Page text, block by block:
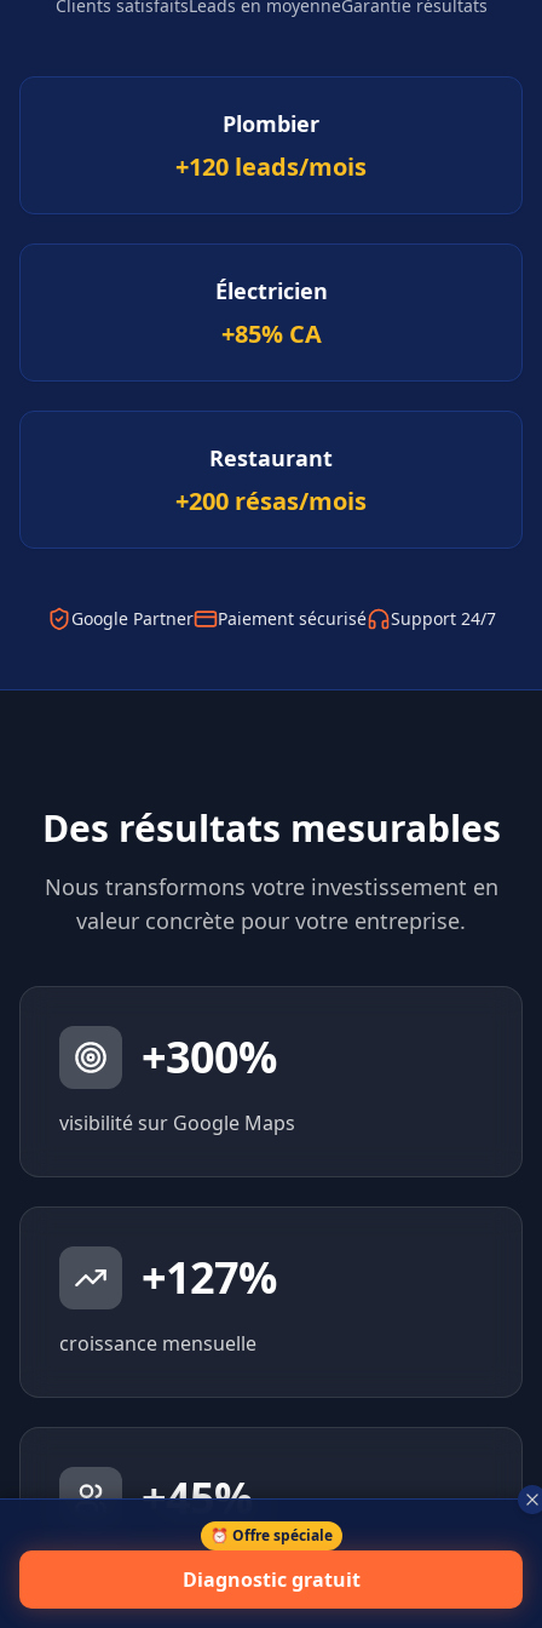
Clients satisfaitsLeads en moyenneGarantie résultats
Plombier
+120 leads/mois
Électricien
+85% CA
Restaurant
+200 résas/mois
Google Partner Paiement sécurisé Support 24/7
Des résultats mesurables
Nous transformons votre investissement en
valeur concrète pour votre entreprise.
+300%
visibilité sur Google Maps
+127%
croissance mensuelle
+45%
⏰ Offre spéciale
Diagnostic gratuit